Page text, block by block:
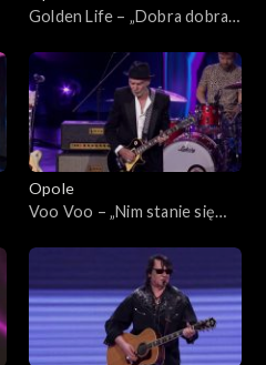
Golden Life – „Dobra dobra
„SuperJedynki”
Opole
Voo Voo – „Nim stanie się
Koncert „SuperJedynki”